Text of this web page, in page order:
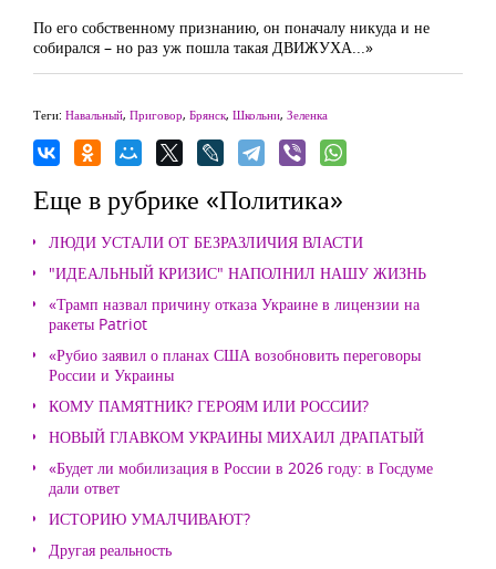
По его собственному признанию, он поначалу никуда и не
собирался – но раз уж пошла такая ДВИЖУХА...»
Теги: Навальный, Приговор, Брянск, Школьни, Зеленка
Еще в рубрике «Политика»
ЛЮДИ УСТАЛИ ОТ БЕЗРАЗЛИЧИЯ ВЛАСТИ
"ИДЕАЛЬНЫЙ КРИЗИС" НАПОЛНИЛ НАШУ ЖИЗНЬ
«Трамп назвал причину отказа Украине в лицензии на
ракеты Patriot
«Рубио заявил о планах США возобновить переговоры
России и Украины
КОМУ ПАМЯТНИК? ГЕРОЯМ ИЛИ РОССИИ?
НОВЫЙ ГЛАВКОМ УКРАИНЫ МИХАИЛ ДРАПАТЫЙ
«Будет ли мобилизация в России в 2026 году: в Госдуме
дали ответ
ИСТОРИЮ УМАЛЧИВАЮТ?
Другая реальность